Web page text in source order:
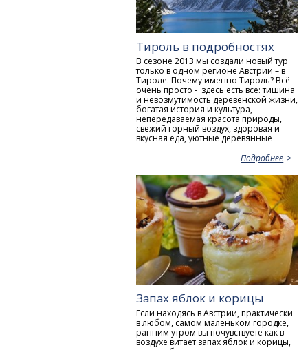
Тироль в подробностях
В сезоне 2013 мы создали новый тур
только в одном регионе Австрии – в
Тироле. Почему именно Тироль? Всё
очень просто - здесь есть все: тишина
и невозмутимость деревенской жизни,
богатая история и культура,
непередаваемая красота природы,
свежий горный воздух, здоровая и
вкусная еда, уютные деревянные
Подробнее
Запах яблок и корицы
Если находясь в Австрии, практически
в любом, самом маленьком городке,
ранним утром вы почувствуете как в
воздухе витает запах яблок и корицы,